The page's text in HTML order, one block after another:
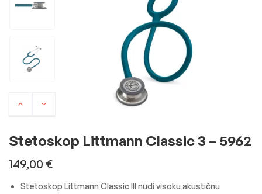
Stetoskop Littmann Classic 3 – 5962
149,00 €
Stetoskop Littmann Classic III nudi visoku akustičnu